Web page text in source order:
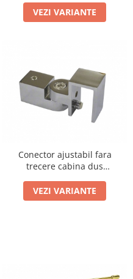
VEZI VARIANTE
Conector ajustabil fara
trecere cabina dus
VEZI VARIANTE